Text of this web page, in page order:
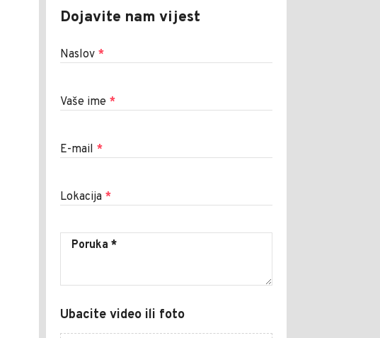
Dojavite nam vijest
Naslov *
Vaše ime *
E-mail *
Lokacija *
Ubacite video ili foto